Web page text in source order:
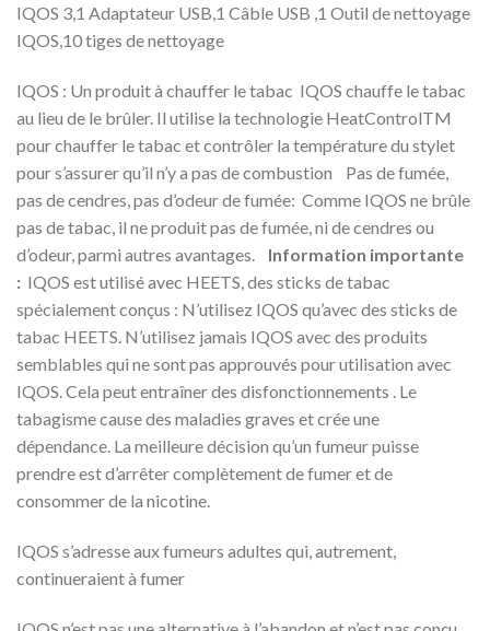
IQOS 3,1 Adaptateur USB,1 Câble USB ,1 Outil de nettoyage
IQOS,10 tiges de nettoyage
IQOS : Un produit à chauffer le tabac IQOS chauffe le tabac
au lieu de le brûler. Il utilise la technologie HeatControlTM
pour chauffer le tabac et contrôler la température du stylet
pour s’assurer qu’il n’y a pas de combustion Pas de fumée,
pas de cendres, pas d’odeur de fumée: Comme IQOS ne brûle
pas de tabac, il ne produit pas de fumée, ni de cendres ou
d’odeur, parmi autres avantages. Information importante
: IQOS est utilisé avec HEETS, des sticks de tabac
spécialement conçus : N’utilisez IQOS qu’avec des sticks de
tabac HEETS. N’utilisez jamais IQOS avec des produits
semblables qui ne sont pas approuvés pour utilisation avec
IQOS. Cela peut entraîner des disfonctionnements . Le
tabagisme cause des maladies graves et crée une
dépendance. La meilleure décision qu’un fumeur puisse
prendre est d’arrêter complètement de fumer et de
consommer de la nicotine.
IQOS s’adresse aux fumeurs adultes qui, autrement,
continueraient à fumer